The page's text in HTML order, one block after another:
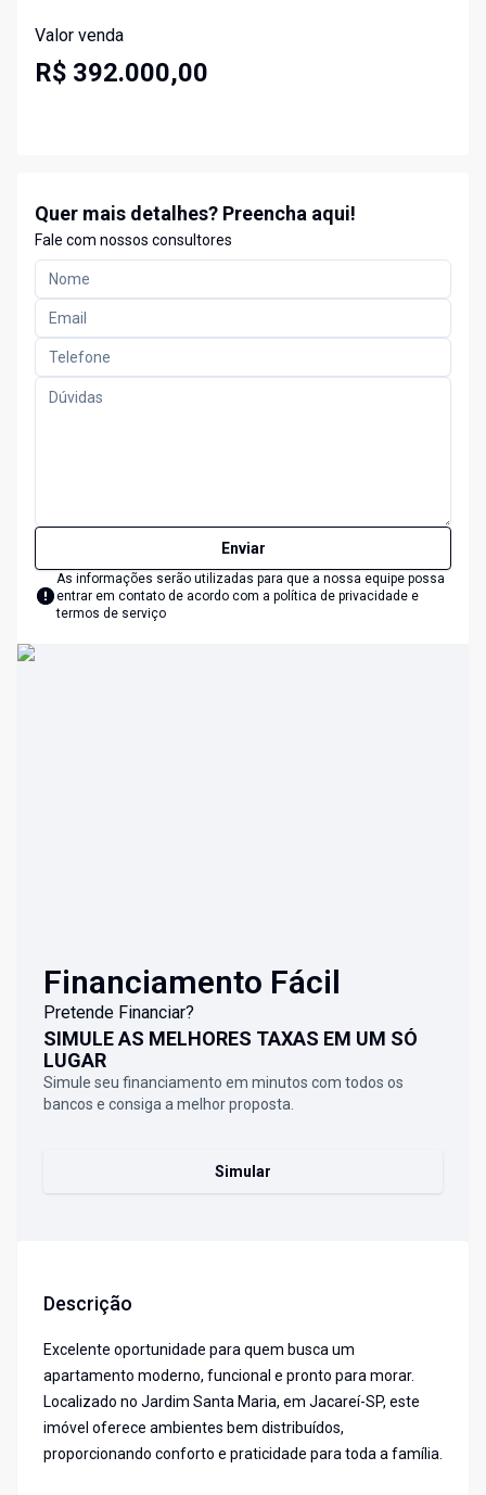
Valor venda
R$ 392.000,00
Quer mais detalhes? Preencha aqui!
Fale com nossos consultores
Enviar
As informações serão utilizadas para que a nossa equipe possa
entrar em contato de acordo com a política de privacidade e
termos de serviço
Financiamento Fácil
Pretende Financiar?
SIMULE AS MELHORES TAXAS EM UM SÓ
LUGAR
Simule seu financiamento em minutos com todos os
bancos e consiga a melhor proposta.
Simular
Descrição
Excelente oportunidade para quem busca um
apartamento moderno, funcional e pronto para morar.
Localizado no Jardim Santa Maria, em Jacareí-SP, este
imóvel oferece ambientes bem distribuídos,
proporcionando conforto e praticidade para toda a família.